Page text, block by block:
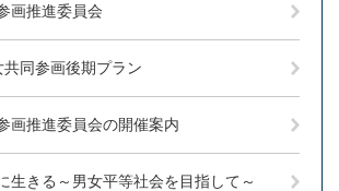
画推進委員会
同参画後期プラン
画推進委員会の開催案内
生きる～男女平等社会を目指して～